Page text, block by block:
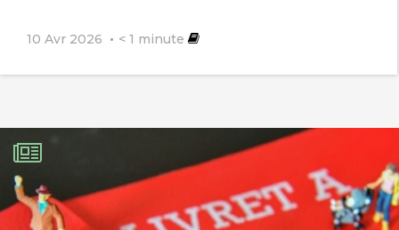
10 Avr 2026 < 1 minute